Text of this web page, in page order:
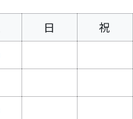
日 祝